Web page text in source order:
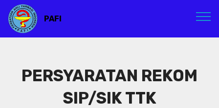
PAFI
PERSYARATAN REKOM
SIP/SIK TTK